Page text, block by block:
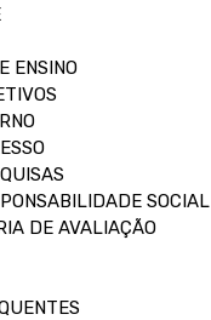
ENSINO
SOCIAL
DE AVALIAÇÃO